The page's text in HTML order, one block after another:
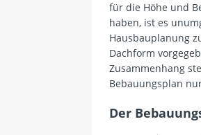
für die Höhe und
haben, ist es
Hausbauplanung
Dachform
Zusammenhang
Bebauungsplan
Der